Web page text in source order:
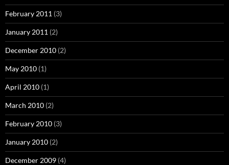
February 2011 (3)
January 2011 (2)
December 2010 (2)
May 2010 (1)
April 2010 (1)
March 2010 (2)
February 2010 (3)
January 2010 (2)
December 2009 (4)